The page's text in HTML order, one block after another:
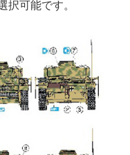
択可能です。